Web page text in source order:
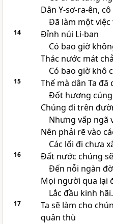
Dân Y-sơ-ra-ên,
Đã làm một
14
Đỉnh núi Li-ban
Có bao giờ
Thác nước mát
Có bao giờ khô
15
Thế mà dân Ta đã
Đốt hương
Chúng đi trên
Nhưng vấp ngã
Nên phải rẽ vào
Các lối đi chưa
16
Đất nước chúng
Đến nỗi ngàn
Mọi người qua lại
Lắc đầu kinh hãi.
17
Ta sẽ làm cho
quân thù